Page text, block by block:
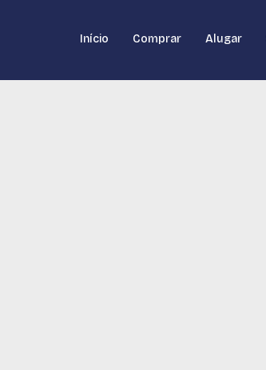
Alugar
Comprar
Início